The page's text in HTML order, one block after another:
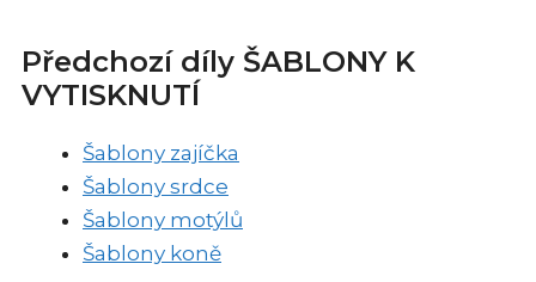
Předchozí díly ŠABLONY K
VYTISKNUTÍ
Šablony zajíčka
Šablony srdce
Šablony motýlů
Šablony koně